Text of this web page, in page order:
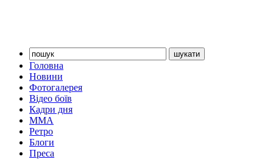
Головна
Новини
Фотогалерея
Відео боїв
Кадри дня
ММА
Ретро
Блоги
Преса